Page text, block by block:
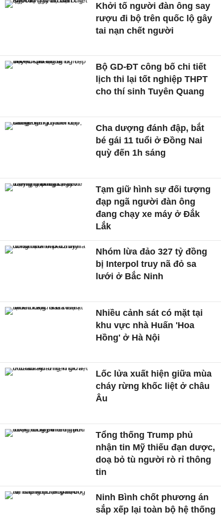
Khởi tố người đàn ông say
rượu đi bộ trên quốc lộ gây
tai nạn chết người
Bộ GD-ĐT công bố chi tiết
lịch thi lại tốt nghiệp THPT
cho thí sinh Tuyên Quang
Cha dượng đánh đập, bắt
bé gái 11 tuổi ở Đồng Nai
quỳ đến 1h sáng
Tạm giữ hình sự đối tượng
đạp ngã người đàn ông
đang chạy xe máy ở Đắk
Lắk
Nhóm lừa đảo 327 tỷ đồng
bị Interpol truy nã đỏ sa
lưới ở Bắc Ninh
Nhiều cảnh sát có mặt tại
khu vực nhà Huấn 'Hoa
Hồng' ở Hà Nội
Lốc lửa xuất hiện giữa mùa
cháy rừng khốc liệt ở châu
Âu
Tổng thống Trump phủ
nhận tin Mỹ thiếu đạn dược,
doạ bỏ tù người rò rỉ thông
tin
Ninh Bình chốt phương án
sắp xếp lại toàn bộ hệ thống